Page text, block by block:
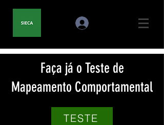
Faça já o Teste de
Mapeamento Comportamental
TESTE